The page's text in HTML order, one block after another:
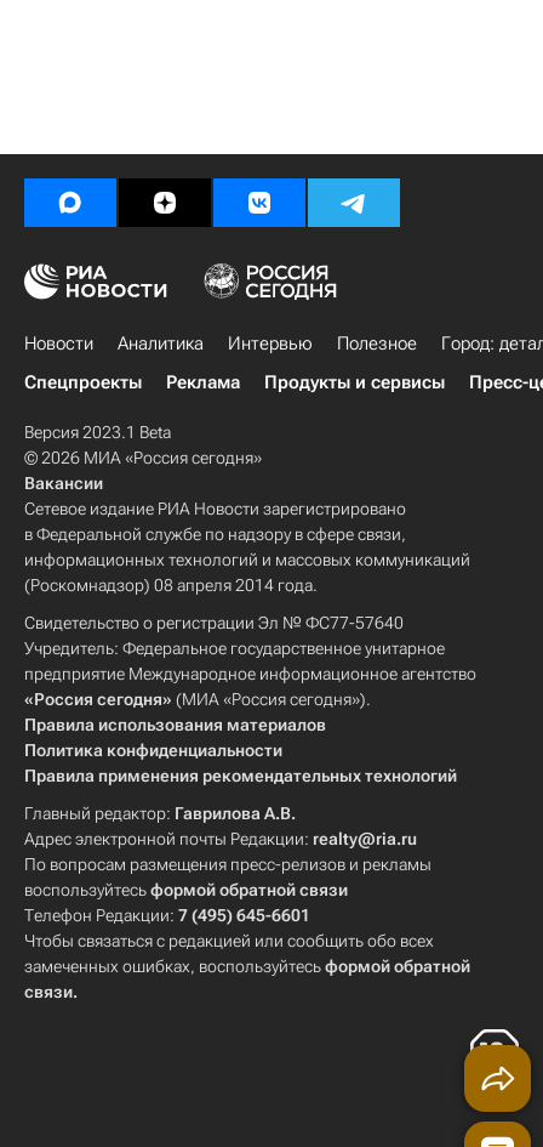
Новости Аналитика Интервью Полезное
Город:
Спецпроекты
Реклама Продукты и сервисы Пресс-
Версия 2023.1 Beta
© 2026 МИА «Россия сегодня»
Вакансии
Сетевое издание РИА Новости зарегистрировано
в Федеральной службе по надзору в сфере связи,
информационных технологий и массовых коммуникаций
(Роскомнадзор) 08 апреля 2014 года.
Свидетельство о регистрации Эл № ФС77-57640
Учредитель: Федеральное государственное унитарное
предприятие Международное информационное агентство
«Россия сегодня» (МИА «Россия сегодня»).
Правила использования материалов
Политика конфиденциальности
Правила применения рекомендательных технологий
Главный редактор: Гаврилова А.В.
Адрес электронной почты Редакции: realty@ria.ru
По вопросам размещения пресс-релизов и рекламы
воспользуйтесьформой обратной связи
Телефон Редакции: 7 (495) 645-6601
Чтобы связаться с редакцией или сообщить обо всех
замеченных ошибках, воспользуйтесьформой обратной
связи.